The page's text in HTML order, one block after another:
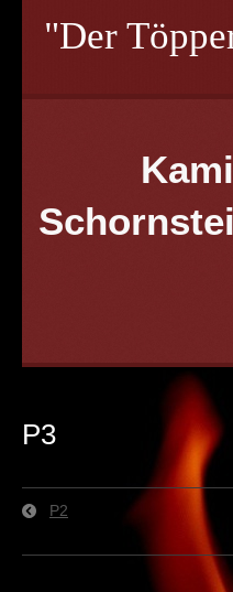
"Der
Partner
P3
P2